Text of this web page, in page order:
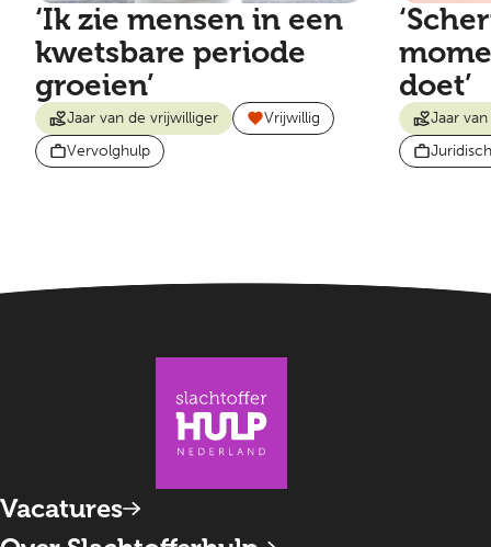
‘Ik zie mensen in een
kwetsbare periode
groeien’
Jaar van de vrijwilliger
Vrijwillig
Vervolghulp
doet’
Jaar
Vacatures